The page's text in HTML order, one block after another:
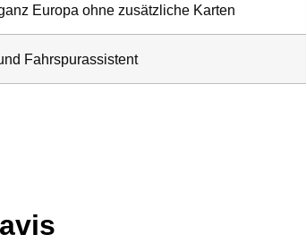
Europa ohne zusätzliche Karten
Fahrspurassistent